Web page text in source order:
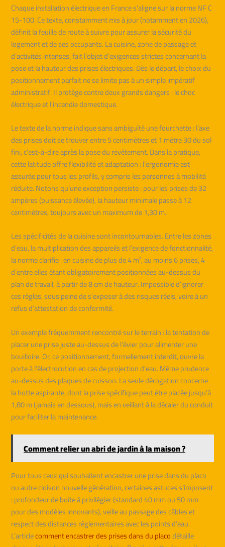
Chaque installation électrique en France s’aligne sur la norme NF C
15-100. Ce texte, constamment mis à jour (notamment en 2026),
définit la feuille de route à suivre pour assurer la sécurité du
logement et de ses occupants. La cuisine, zone de passage et
d’activités intenses, fait l’objet d’exigences strictes concernant la
pose et la hauteur des prises électriques. Dès le départ, le choix du
positionnement parfait ne se limite pas à un simple impératif
administratif. Il protège contre deux grands dangers : le choc
électrique et l’incendie domestique.
Le texte de la norme indique sans ambiguïté une fourchette : l’axe
des prises doit se trouver entre 5 centimètres et 1 mètre 30 du sol
fini, c’est-à-dire après la pose du revêtement. Dans la pratique,
cette latitude offre flexibilité et adaptation : l’ergonomie est
assurée pour tous les profils, y compris les personnes à mobilité
réduite. Notons qu’une exception persiste : pour les prises de 32
ampères (puissance élevée), la hauteur minimale passe à 12
centimètres, toujours avec un maximum de 1,30 m.
Les spécificités de la cuisine sont incontournables. Entre les zones
d’eau, la multiplication des appareils et l’exigence de fonctionnalité,
la norme clarifie : en cuisine de plus de 4 m², au moins 6 prises, 4
d’entre elles étant obligatoirement positionnées au-dessus du
plan de travail, à partir de 8 cm de hauteur. Impossible d’ignorer
ces règles, sous peine de s’exposer à des risques réels, voire à un
refus d’attestation de conformité.
Un exemple fréquemment rencontré sur le terrain : la tentation de
placer une prise juste au-dessus de l’évier pour alimenter une
bouilloire. Or, ce positionnement, formellement interdit, ouvre la
porte à l’électrocution en cas de projection d’eau. Même prudence
au-dessus des plaques de cuisson. La seule dérogation concerne
la hotte aspirante, dont la prise spécifique peut être placée jusqu’à
1,80 m (jamais en dessous), mais en veillant à la décaler du conduit
pour faciliter la maintenance.
Comment relier un abri de jardin à la maison ?
Pour tous ceux qui souhaitent encastrer une prise dans du placo
ou autre cloison nouvelle génération, certaines astuces s’imposent
: profondeur de boîte à privilégier (standard 40 mm ou 50 mm
pour des modèles innovants), veille au passage des câbles et
respect des distances réglementaires avec les points d’eau.
L’articlecomment encastrer des prises dans du placodétaille